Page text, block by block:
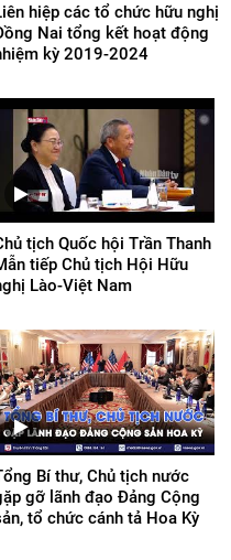
hiệp các tổ chức hữu nghị
Nai tổng kết hoạt động
kỳ 2019-2024
tịch Quốc hội Trần Thanh
tiếp Chủ tịch Hội Hữu
Lào-Việt Nam
Bí thư, Chủ tịch nước
gỡ lãnh đạo Đảng Cộng
tổ chức cánh tả Hoa Kỳ